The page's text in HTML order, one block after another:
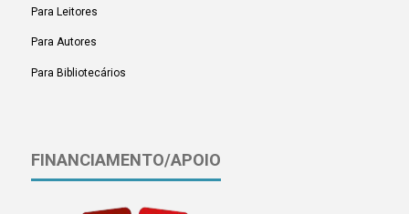
Para Leitores
Para Autores
Para Bibliotecários
FINANCIAMENTO/APOIO